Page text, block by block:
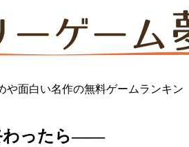
や面白い名作の無料ゲームランキン
わったら――